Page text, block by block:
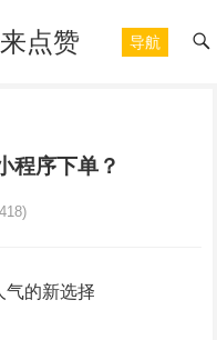
点赞 导航
程序下单？
气的新选择